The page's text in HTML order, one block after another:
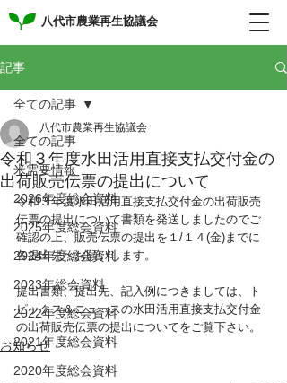
八代市農業再生協議会
記事
全ての記事
米需要情報
2026年度総会資料
2025年度総会資料
2024年度総会資料
2023年総会資料
2022年度総会資料
2021年度総会資料
2020年度総会資料
全ての記事
令和３年度水田活用直接支払交付金の
出荷販売伝票の提出について
八代市農業再生協議会
令和３年度水田活用直接支払交付金の出荷販売
伝票の提出について書類を発送しましたのでご
確認の上、販売伝票の提出を１/１４(金)までに
各提出先へお願いします。
提出書類、提出先、記入例につきましては、ト
ピックス＆ニュースの水田活用直接支払交付金
の出荷販売伝票の提出についてをご覧下さい。
お知らせ